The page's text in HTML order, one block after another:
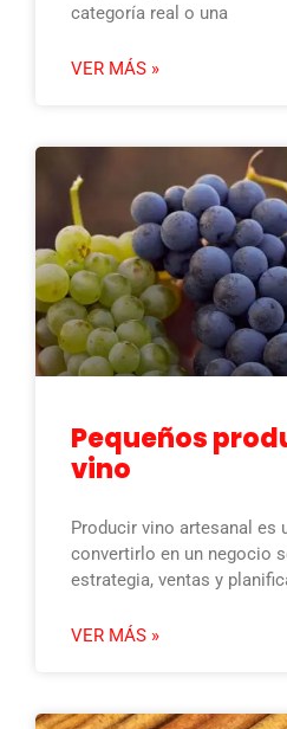
categoría real o una
VER MÁS »
Pequeños
vino
Producir vino artesanal es
convertirlo en un negocio
estrategia, ventas y
VER MÁS »